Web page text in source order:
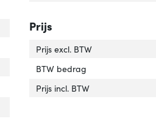
Prijs
Prijs excl. BTW
BTW bedrag
Prijs incl. BTW